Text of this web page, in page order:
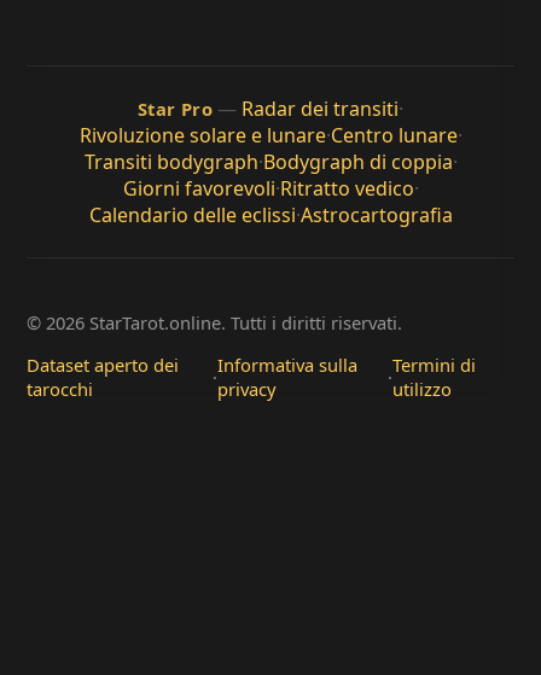
Star Pro — Radar dei transiti·
Rivoluzione solare e lunare·Centro lunare·
Transiti bodygraph·Bodygraph di coppia·
Giorni favorevoli·Ritratto vedico·
Calendario delle eclissi·Astrocartografia
© 2026 StarTarot.online. Tutti i diritti riservati.
Dataset aperto dei
tarocchi
·Informativa sulla
privacy
·Termini di
utilizzo